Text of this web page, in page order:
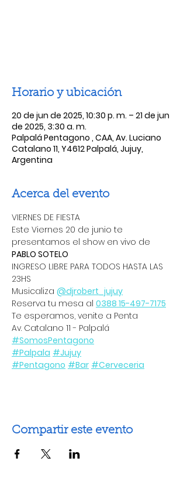
Horario y ubicación
20 de jun de 2025, 10:30 p. m. – 21 de jun
de 2025, 3:30 a. m.
Palpalá Pentagono , CAA, Av. Luciano
Catalano 11, Y4612 Palpalá, Jujuy,
Argentina
Acerca del evento
VIERNES DE FIESTA
Este Viernes 20 de junio te
presentamos el show en vivo de
PABLO SOTELO
INGRESO LIBRE PARA TODOS HASTA LAS
23HS
Musicaliza @djrobert_jujuy
Reserva tu mesa al 0388 15-497-7175
Te esperamos, venite a Penta
Av. Catalano 11 - Palpalá
#SomosPentagono
#Palpala #Jujuy
#Pentagono #Bar #Cerveceria
Compartir este evento